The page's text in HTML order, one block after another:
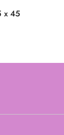
x 45